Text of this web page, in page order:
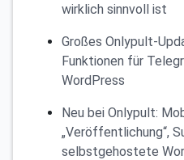
wirklich sinnvoll ist
Großes Onlypult-
Funktionen für
WordPress
Neu bei Onlypult:
„Veröffentlichung“,
selbstgehostete